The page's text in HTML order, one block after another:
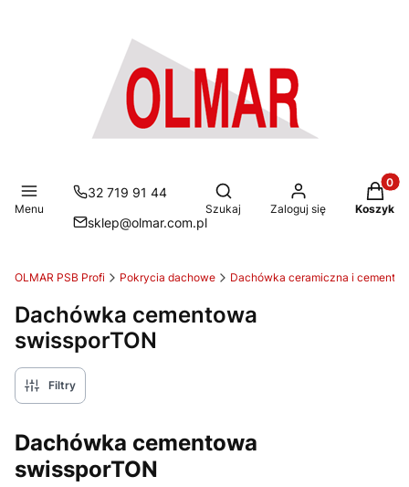
Menu
32 719 91 44
sklep@olmar.com.pl
Otwórz wyszukiwarkę
Szukaj Zaloguj się Koszyk
OLMAR PSB Profi Pokrycia dachowe Dachówka ceramiczna i
Dachówka cementowa
swissporTON
Filtry
Dachówka cementowa
swissporTON